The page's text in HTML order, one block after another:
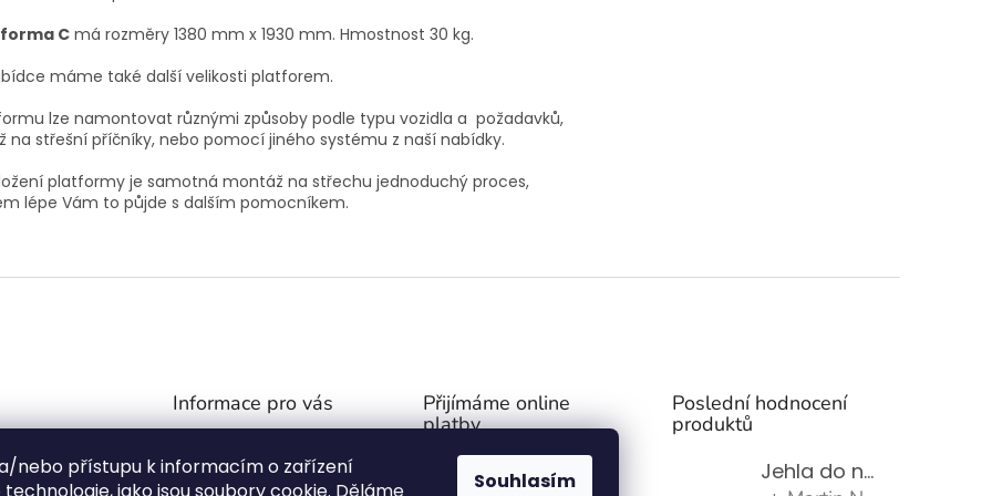
nebo přístupu k informacím o zařízení
Souhlasím
Cmá rozměry 1380 mm x 1930 mm. Hmostnost 30 kg.
máme také další velikosti platforem.
lze namontovat různými způsoby podle typu vozidla a požadavků,
na střešní příčníky, nebo pomocí jiného systému z naší nabídky.
platformy je samotná montáž na střechu jednoduchý proces,
lépe Vám to půjde s dalším pomocníkem.
Informace pro vás
Zásady ochrany soukromí
Přijímáme online
platby
Poslední hodnocení
produktů
Jehla do nádrže k nezávislému topení